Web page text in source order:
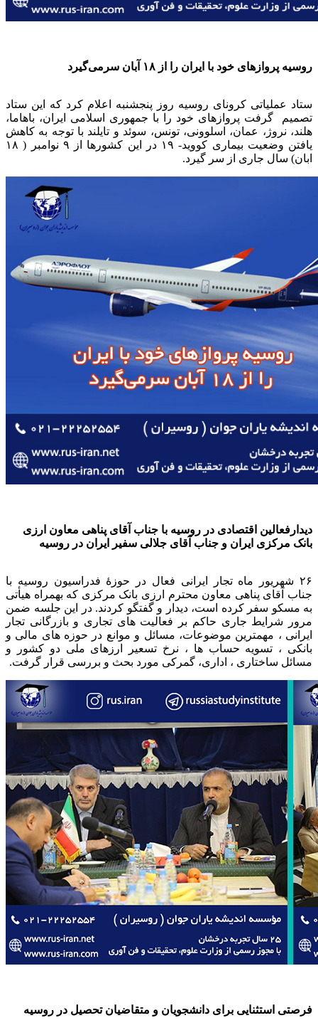
روسیه پروازهای خود با ایران را از ۱۸ آبان سرمی‌گیرد
ستاد عملیاتی کروناى روسيه روز پنجشنبه اعلام کرد که این ستاد
تصمیم گرفت پروازهای خود را با جمهوری اسلامی ایران، باهاما،
هلند، نروژ، عمان، اسلوونی، تونس، سوئد و تایلند با توجه به کاهش
یافتن وضعیت بیماری کووید- ۱۹ در این کشورها از ۹ نوامبر ( ۱۸
ابان) سال جاری از سر گیرد.
دیدارفعالین اقتصادی در روسیه با جناب آقای پناهی معاون ارزی
بانک مرکزی ایران و جناب آقای جلالی سفیر ایران در روسیه
۲۶ شهریور ماه تجار ایرانی فعال در حوزهٔ فدراسیون روسیه با
جناب آقای پناهی معاون محترم ارزی بانک مرکزی که بهمراه هیأتی
به مسکو سفر کرده است، دیدار و گفتگو کردند. در این جلسه ضمن
مرور شرایط جاری حاکم بر فعالیت های تجاری و بازرگانی تجار
ایرانی ، مهمترین موضوعات، مسائل و موانع در حوزه های مالی و
بانکی ، تسویه حساب ها ، نرخ تسعیر ارزهای ملی دو کشور و
مسائل ساختاری ، اداری، گمرکی مورد بحث و بررسی قرار گرفت.
فرصتی استثنایی برای دانشجویان و متقاضیان تحصیل در روسیه